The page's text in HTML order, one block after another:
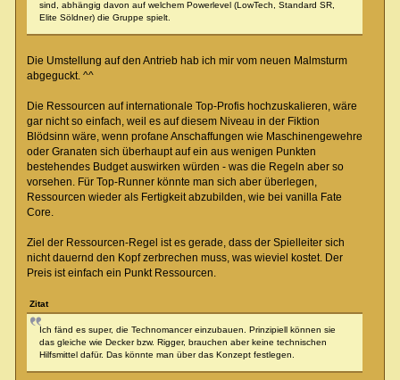
sind, abhängig davon auf welchem Powerlevel (LowTech, Standard SR,
Elite Söldner) die Gruppe spielt.
Die Umstellung auf den Antrieb hab ich mir vom neuen Malmsturm
abgeguckt. ^^
Die Ressourcen auf internationale Top-Profis hochzuskalieren, wäre
gar nicht so einfach, weil es auf diesem Niveau in der Fiktion
Blödsinn wäre, wenn profane Anschaffungen wie Maschinengewehre
oder Granaten sich überhaupt auf ein aus wenigen Punkten
bestehendes Budget auswirken würden - was die Regeln aber so
vorsehen. Für Top-Runner könnte man sich aber überlegen,
Ressourcen wieder als Fertigkeit abzubilden, wie bei vanilla Fate
Core.
Ziel der Ressourcen-Regel ist es gerade, dass der Spielleiter sich
nicht dauernd den Kopf zerbrechen muss, was wieviel kostet. Der
Preis ist einfach ein Punkt Ressourcen.
Zitat
Ich fänd es super, die Technomancer einzubauen. Prinzipiell können sie
das gleiche wie Decker bzw. Rigger, brauchen aber keine technischen
Hilfsmittel dafür. Das könnte man über das Konzept festlegen.